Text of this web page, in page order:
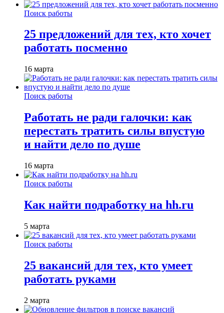
Поиск работы
25 предложений для тех, кто хочет
работать посменно
16 марта
Поиск работы
Работать не ради галочки: как
перестать тратить силы впустую
и найти дело по душе
16 марта
Поиск работы
Как найти подработку на hh.ru
5 марта
Поиск работы
25 вакансий для тех, кто умеет
работать руками
2 марта